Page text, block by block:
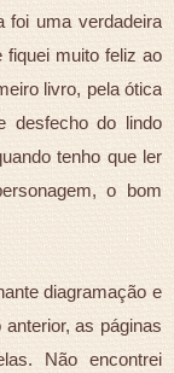
foi uma verdadeira
fiquei muito feliz ao
livro, pela ótica
desfecho do lindo
tenho que ler
o bom
diagramação e
as páginas
Não encontrei